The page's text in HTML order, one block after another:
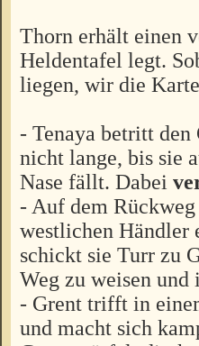
Thorn erhält einen
Heldentafel legt.
liegen, wir die
- Tenaya betritt den
nicht lange, bis sie
Nase fällt. Dabei
- Auf dem
westlichen Händler
schickt sie Turr zu
Weg zu weisen
- Grent trifft in
und macht sich